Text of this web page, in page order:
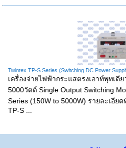
Twintex TP-S Series (Switching DC Power
เครื่องจ่ายไฟฟ้ากระแสตรงเอาท์พุทเดี
5000วัตต์ Single Output Switching
Series (150W to 5000W) รายละเอีย
TP-S ...